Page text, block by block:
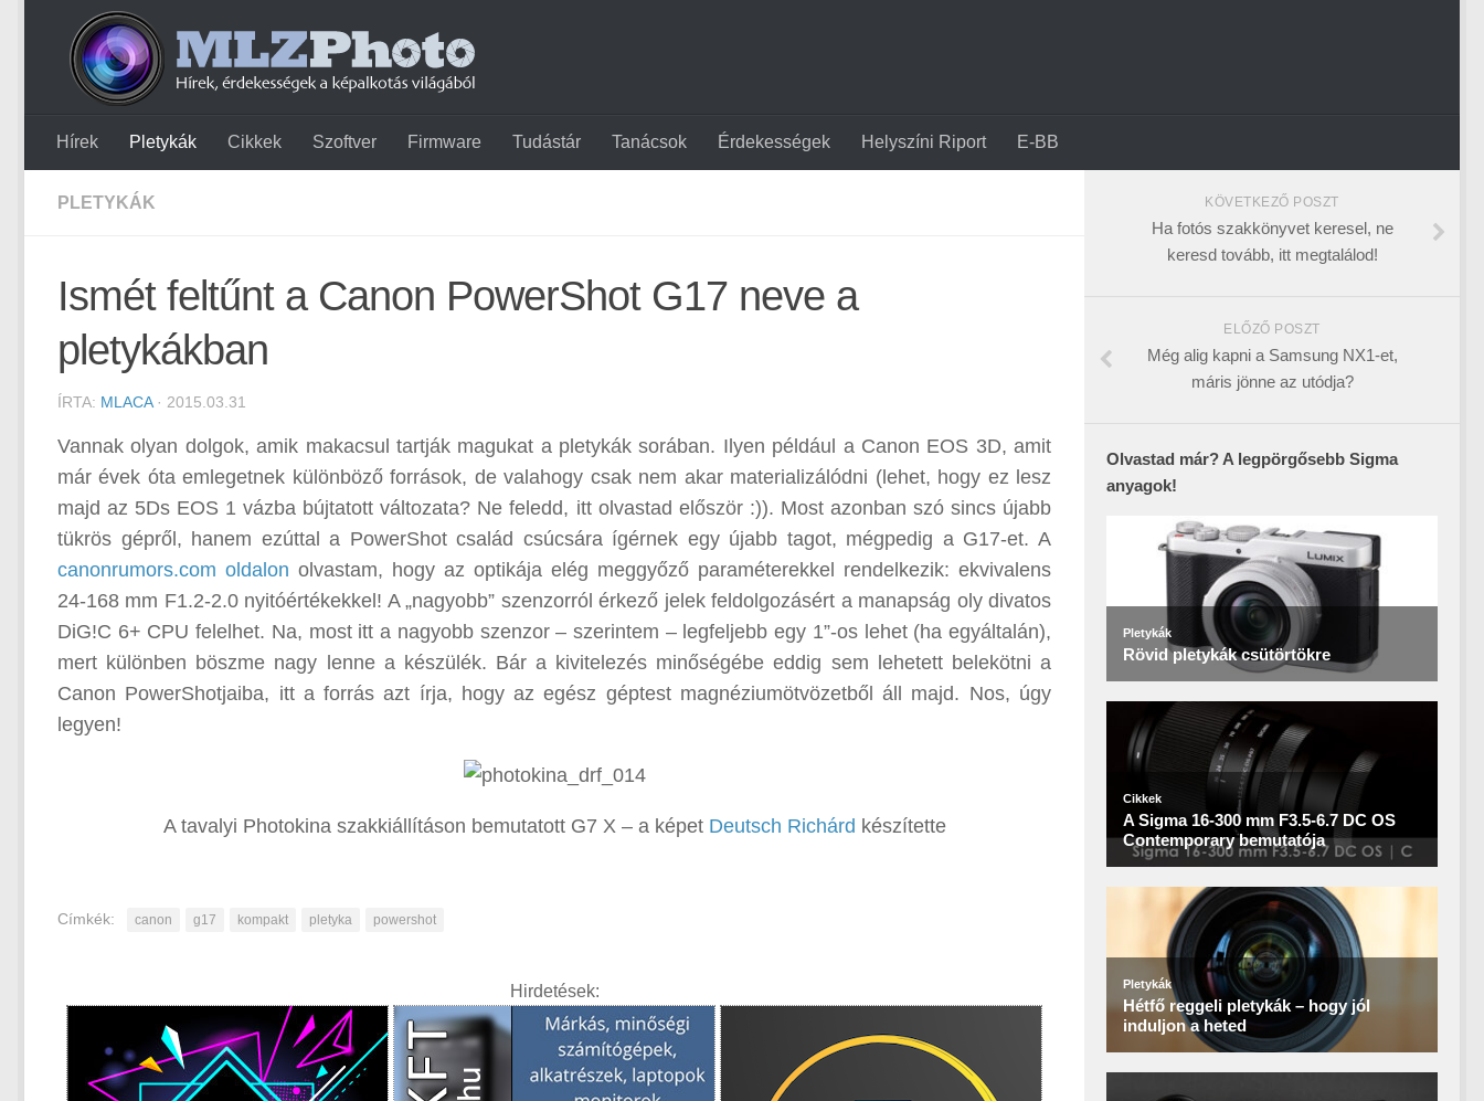
Hírek Pletykák Cikkek Szoftver Firmware Tudástár Tanácsok Érdekességek Helyszíni Riport E-BB
PLETYKÁK
Ismét feltűnt a Canon PowerShot G17 neve a
pletykákban
ÍRTA: MLACA· 2015.03.31
Vannak olyan dolgok, amik makacsul tartják magukat a pletykák sorában. Ilyen például a Canon EOS 3D, amit
már évek óta emlegetnek különböző források, de valahogy csak nem akar materializálódni (lehet, hogy ez lesz
majd az 5Ds EOS 1 vázba bújtatott változata? Ne feledd, itt olvastad először :)). Most azonban szó sincs újabb
tükrös gépről, hanem ezúttal a PowerShot család csúcsára ígérnek egy újabb tagot, mégpedig a G17-et. A
canonrumors.com oldalon olvastam, hogy az optikája elég meggyőző paraméterekkel rendelkezik: ekvivalens
24-168 mm F1.2-2.0 nyitóértékekkel! A „nagyobb” szenzorról érkező jelek feldolgozásért a manapság oly divatos
DiG!C 6+ CPU felelhet. Na, most itt a nagyobb szenzor – szerintem – legfeljebb egy 1”-os lehet (ha egyáltalán),
mert különben böszme nagy lenne a készülék. Bár a kivitelezés minőségébe eddig sem lehetett belekötni a
Canon PowerShotjaiba, itt a forrás azt írja, hogy az egész géptest magnéziumötvözetből áll majd. Nos, úgy
legyen!
A tavalyi Photokina szakkiállításon bemutatott G7 X – a képet Deutsch Richárd készítette
Címkék: canon g17 kompakt pletyka powershot
Hirdetések:
KÖVETKEZŐ POSZT
Ha fotós szakkönyvet keresel, ne
keresd tovább, itt megtalálod!
ELŐZŐ POSZT
Még alig kapni a Samsung NX1-et,
máris jönne az utódja?
Olvastad már? A legpörgősebb Sigma
anyagok!